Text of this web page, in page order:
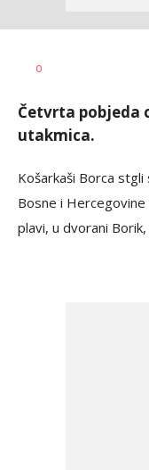
AUTOR
0
Četvrta pobjeda
utakmica.
Košarkaši Borca
Bosne i
plavi, u dvorani